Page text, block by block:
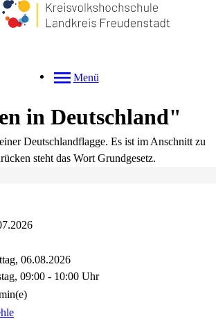
Menü
in Deutschland"
06.08.2026
09:00 - 10:00 Uhr